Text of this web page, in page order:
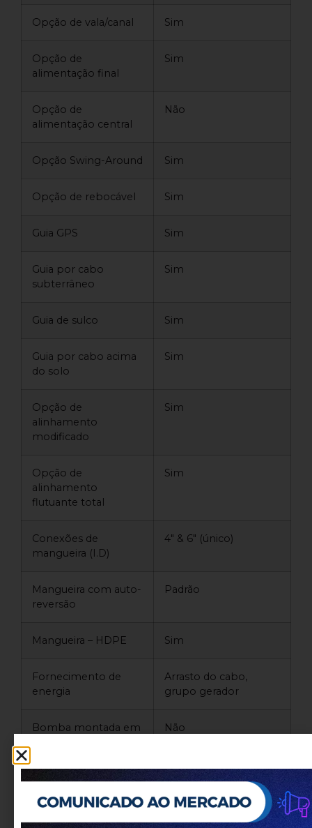
Opção de vala/canal Sim
Opção de
alimentação final
Sim
Opção de
alimentação central
Não
Opção Swing-Around Sim
Opção de rebocável Sim
Guia GPS Sim
Guia por cabo
subterrâneo
Sim
Guia de sulco Sim
Guia por cabo acima
do solo
Sim
Opção de
alinhamento
modificado
Sim
Opção de
alinhamento
flutuante total
Sim
Conexões de
mangueira (I.D)
4″ & 6″ (único)
Mangueira com auto-
reversão
Padrão
Mangueira – HDPE Sim
Fornecimento de
energia
Arrasto do cabo,
grupo gerador
Bomba montada em
Não
Opções de bomba Cornell